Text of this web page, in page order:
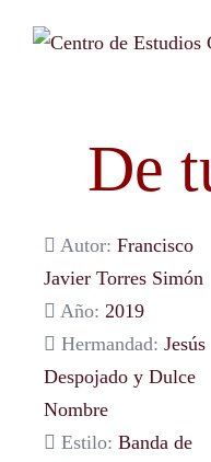
De
Autor: Francisco
Javier Torres Simón
Año: 2019
Hermandad: Jesús
Despojado y Dulce
Nombre
Estilo: Banda de